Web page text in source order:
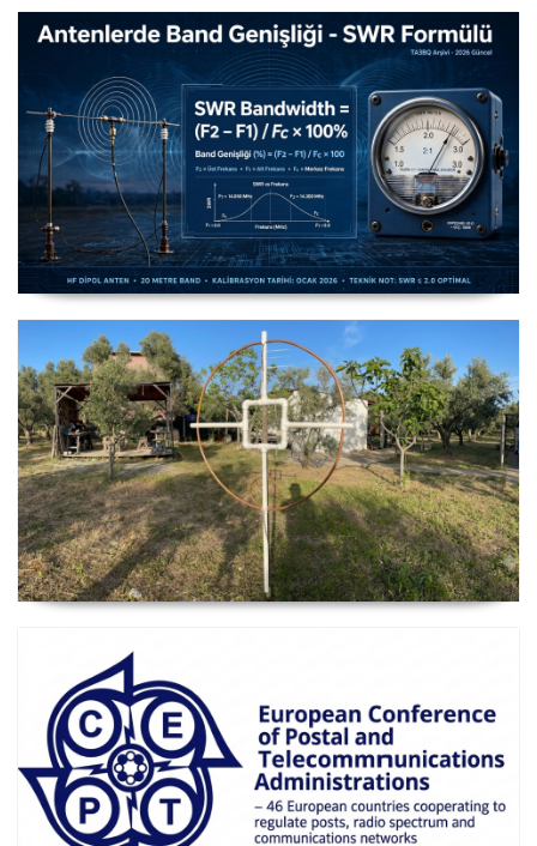
Antenlerde Band Genişliği SWR Hesaplama Formülü -
Manyetik Lup Anten (Magnetic Loop Antenna)